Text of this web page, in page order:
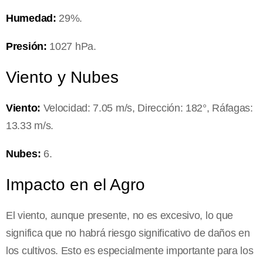
Humedad: 29%.
Presión: 1027 hPa.
Viento y Nubes
Viento: Velocidad: 7.05 m/s, Dirección: 182°, Ráfagas:
13.33 m/s.
Nubes: 6.
Impacto en el Agro
El viento, aunque presente, no es excesivo, lo que
significa que no habrá riesgo significativo de daños en
los cultivos. Esto es especialmente importante para los